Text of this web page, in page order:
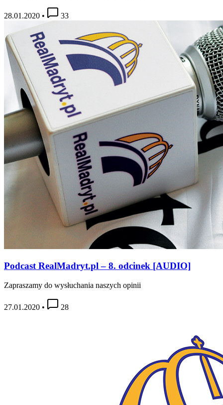
28.01.2020 • 33
Podcast RealMadryt.pl – 8. odcinek [AUDIO]
Zapraszamy do wysłuchania naszych opinii
27.01.2020 • 28